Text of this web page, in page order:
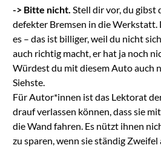
-> Bitte nicht. Stell dir vor, du gibst
defekter Bremsen in die
es – das ist billiger, weil du nicht
auch richtig macht, er hat ja noch
Würdest du mit diesem Auto auch
Siehste.
Für Autor*innen ist das Lektorat
drauf verlassen können, dass sie
die Wand fahren. Es nützt ihnen
zu sparen, wenn sie ständig